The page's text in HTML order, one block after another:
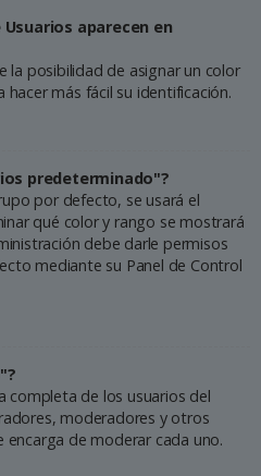
aparecen en
la posibilidad de asignar un color
más fácil su identificación.
predeterminado"?
por defecto, se usará el
qué color y rango se mostrará
debe darle permisos
mediante su Panel de Control
completa de los usuarios del
moderadores y otros
de moderar cada uno.